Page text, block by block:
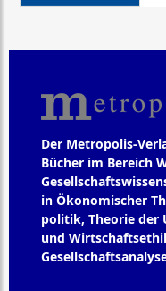
Der Metropolis-
Bücher im Bereich
in Ökonomischer
politik, Theorie der
und